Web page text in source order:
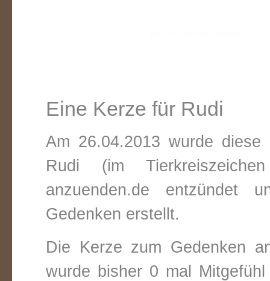
Eine Kerze für Rudi
Am 26.04.2013 wurde
Rudi (im
anzuenden.de entzündet
Gedenken erstellt.
Die Kerze zum Gedenken
wurde bisher 0 mal